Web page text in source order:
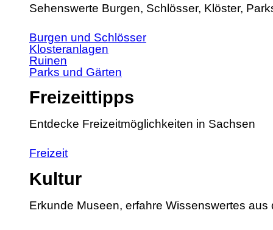
Sehenswerte Burgen, Schlösser, Klöster,
Burgen und Schlösser
Klosteranlagen
Ruinen
Parks und Gärten
Freizeittipps
Entdecke Freizeitmöglichkeiten in Sachsen
Freizeit
Kultur
Erkunde Museen, erfahre Wissenswertes